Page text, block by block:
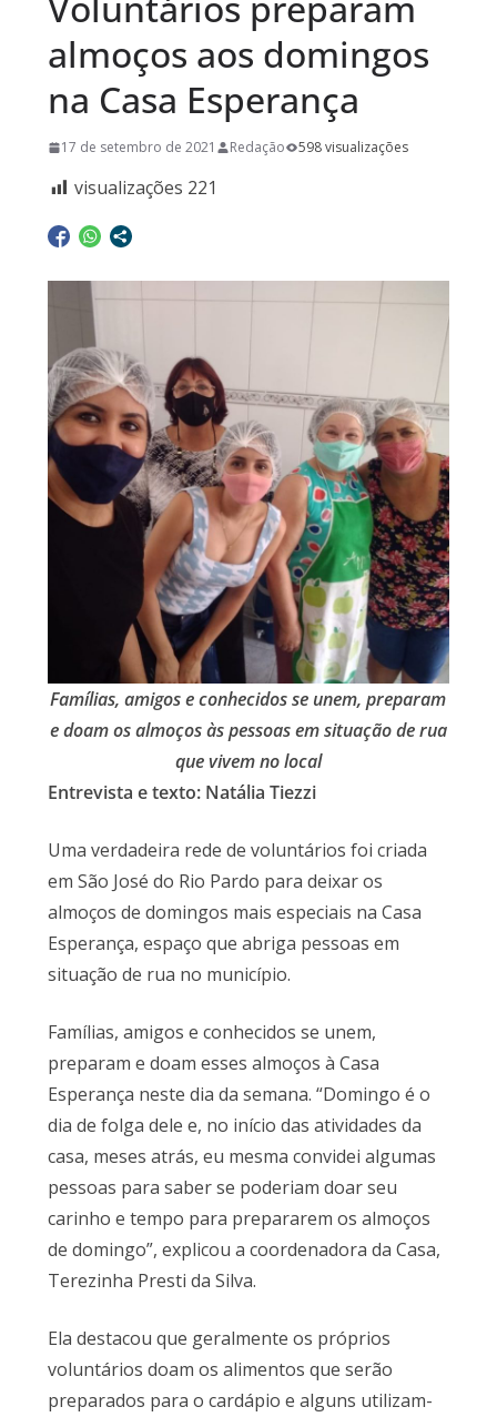
almoços aos domingos
na Casa Esperança
17 de setembro de 2021 Redação 598 visualizações
visualizações 221
Famílias, amigos e conhecidos se unem, preparam
e doam os almoços às pessoas em situação de rua
que vivem no local
Entrevista e texto: Natália Tiezzi
Uma verdadeira rede de voluntários foi criada
em São José do Rio Pardo para deixar os
almoços de domingos mais especiais na Casa
Esperança, espaço que abriga pessoas em
situação de rua no município.
Famílias, amigos e conhecidos se unem,
preparam e doam esses almoços à Casa
Esperança neste dia da semana. “Domingo é o
dia de folga dele e, no início das atividades da
casa, meses atrás, eu mesma convidei algumas
pessoas para saber se poderiam doar seu
carinho e tempo para prepararem os almoços
de domingo”, explicou a coordenadora da Casa,
Terezinha Presti da Silva.
Ela destacou que geralmente os próprios
voluntários doam os alimentos que serão
preparados para o cardápio e alguns utilizam-